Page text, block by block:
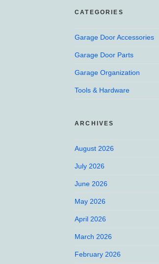
CATEGORIES
Garage Door Accessories
Garage Door Parts
Garage Organization
Tools & Hardware
ARCHIVES
August 2026
July 2026
June 2026
May 2026
April 2026
March 2026
February 2026